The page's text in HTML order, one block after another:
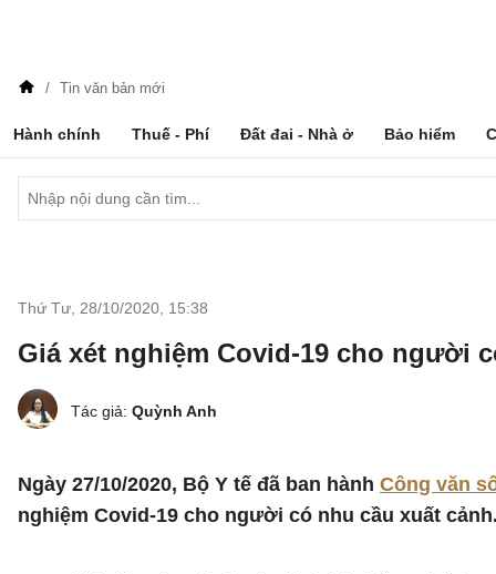
Tin văn bản mới
Hành chính Thuế - Phí Đất đai - Nhà ở Bảo hiểm
Thứ Tư, 28/10/2020 15:38
Giá xét nghiệm Covid-19 cho người
Tác giả: Quỳnh Anh
Ngày 27/10/2020, Bộ Y tế đã ban hành Công văn
nghiệm Covid-19 cho người có nhu cầu xuất